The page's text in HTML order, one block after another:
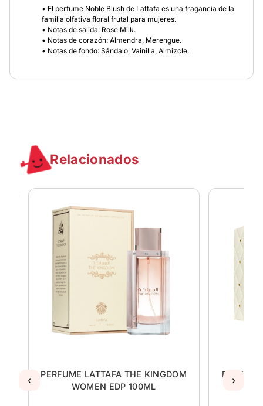
• El perfume Noble Blush de Lattafa es una fragancia de la
familia olfativa floral frutal para mujeres.
• Notas de salida: Rose Milk.
• Notas de corazón: Almendra, Merengue.
• Notas de fondo: Sándalo, Vainilla, Almizcle.
Relacionados
PERFUME LATTAFA VICTORIA EDP
100ML
‹ ›